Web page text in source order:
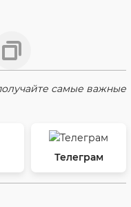
самые важные
Телеграм